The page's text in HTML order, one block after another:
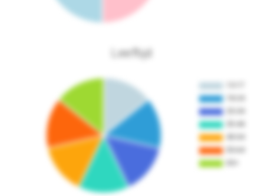
Leeftijd